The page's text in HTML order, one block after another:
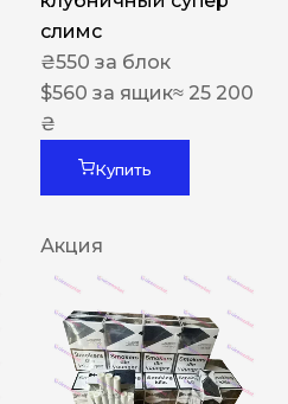
слимс
₴550 за блок
$560 за ящик≈ 25 200
₴
Купить
Акция